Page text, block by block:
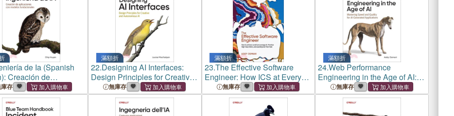
de Ia (Spanish
Creación de
Con Modelos
存
滿額折
22.Designing AI Interfaces:
Design Principles for Creative
and Autonomous AI
無庫存
滿額折
23.The Effective Software
Engineer: How ICS at Every
Level Can Leverage Ai,
Prioritize High-Value Work,
and Lead Beyond Their Role
無庫存
滿額折
24.Web Performance
Engineering in the Age of AI:
Mastering Speed and Quality
for Ai-Generated Applications
無庫存